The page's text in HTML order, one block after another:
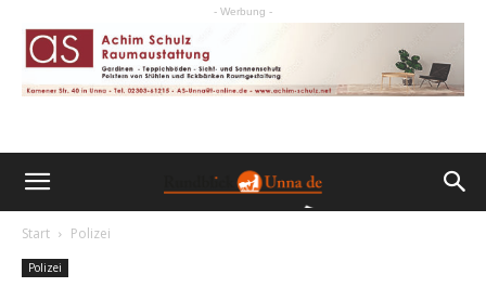
- Werbung -
Start Polizei
Polizei